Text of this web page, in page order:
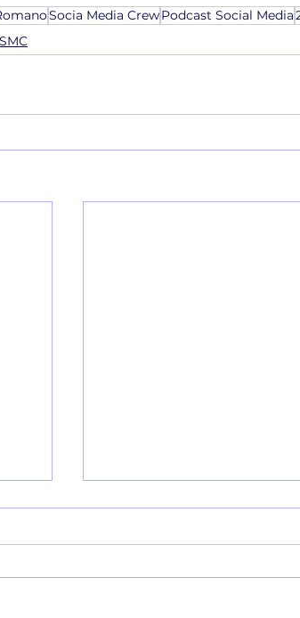
Socia Media CrewPodcast Social Media